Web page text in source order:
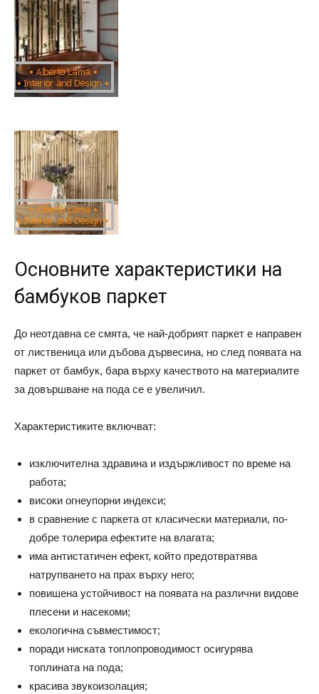
Основните характеристики на
бамбуков паркет
До неотдавна се смята, че най-добрият паркет е направен
от лиственица или дъбова дървесина, но след появата на
паркет от бамбук, бара върху качеството на материалите
за довършване на пода се е увеличил.
Характеристиките включват:
изключителна здравина и издържливост по време на
работа;
високи огнеупорни индекси;
в сравнение с паркета от класически материали, по-
добре толерира ефектите на влагата;
има антистатичен ефект, който предотвратява
натрупването на прах върху него;
повишена устойчивост на появата на различни видове
плесени и насекоми;
екологична съвместимост;
поради ниската топлопроводимост осигурява
топлината на пода;
красива звукоизолация;